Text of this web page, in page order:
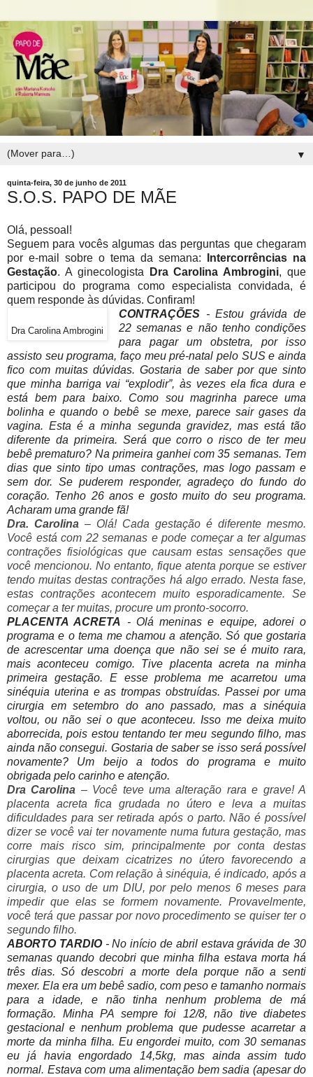
▼
quinta-feira, 30 de junho de 2011
S.O.S. PAPO DE MÃE
Olá, pessoal!
Seguem para vocês algumas das perguntas que chegaram
por e-mail sobre o tema da semana:
Intercorrências na
Gestação. A ginecologista Dra Carolina Ambrogini, que
participou do programa como especialista convidada, é
quem responde às dúvidas. Confiram!
Dra Carolina Ambrogini
CONTRAÇÕES- Estou grávida de
22 semanas e não tenho condições
para pagar um obstetra, por isso
assisto seu programa, faço meu pré-natal pelo SUS e ainda
fico com muitas dúvidas. Gostaria de saber por que sinto
que minha barriga vai “explodir”, às vezes ela fica dura e
está bem para baixo. Como sou magrinha parece uma
bolinha e quando o bebê se mexe, parece sair gases da
vagina. Esta é a minha segunda gravidez, mas está tão
diferente da primeira. Será que corro o risco de ter meu
bebê prematuro? Na primeira ganhei com 35 semanas. Tem
dias que sinto tipo umas contrações, mas logo passam e
sem dor. Se puderem responder, agradeço do fundo do
coração. Tenho 26 anos e gosto muito do seu programa.
Acharam uma grande fã!
Dra. Carolina – Olá! Cada gestação é diferente mesmo.
Você está com 22 semanas e pode começar a ter algumas
contrações fisiológicas que causam estas sensações que
você mencionou. No entanto, fique atenta porque se estiver
tendo muitas destas contrações há algo errado. Nesta fase,
estas contrações acontecem muito esporadicamente. Se
começar a ter muitas, procure um pronto-socorro.
PLACENTA ACRETA - Olá meninas e equipe, adorei o
programa e o tema me chamou a atenção. Só que gostaria
de acrescentar uma doença que não sei se é muito rara,
mais aconteceu comigo. Tive placenta acreta na minha
primeira gestação. E esse problema me acarretou uma
sinéquia uterina e as trompas obstruídas. Passei por uma
cirurgia em setembro do ano passado, mas a sinéquia
voltou, ou não sei o que aconteceu. Isso me deixa muito
aborrecida, pois estou tentando ter meu segundo filho, mas
ainda não consegui. Gostaria de saber se isso será possível
novamente? Um beijo a todos do programa e muito
obrigada pelo carinho e atenção.
Dra Carolina – Você teve uma alteração rara e grave! A
placenta acreta fica grudada no útero e leva a muitas
dificuldades para ser retirada após o parto. Não é possível
dizer se você vai ter novamente numa futura gestação, mas
corre mais risco sim, principalmente por conta destas
cirurgias que deixam cicatrizes no útero favorecendo a
placenta acreta. Com relação à sinéquia, é indicado, após a
cirurgia, o uso de um DIU, por pelo menos 6 meses para
impedir que elas se formem novamente. Provavelmente,
você terá que passar por novo procedimento se quiser ter o
segundo filho.
ABORTO TARDIO- No início de abril estava grávida de 30
semanas quando decobri que minha filha estava morta há
três dias. Só descobri a morte dela porque não a senti
mexer. Ela era um bebê sadio, com peso e tamanho normais
para a idade, e não tinha nenhum problema de má
formação. Minha PA sempre foi 12/8, não tive diabetes
gestacional e nenhum problema que pudesse acarretar a
morte da minha filha. Eu engordei muito, com 30 semanas
eu já havia engordado 14,5kg, mas ainda assim tudo
normal. Estava com uma alimentação bem sadia (apesar do